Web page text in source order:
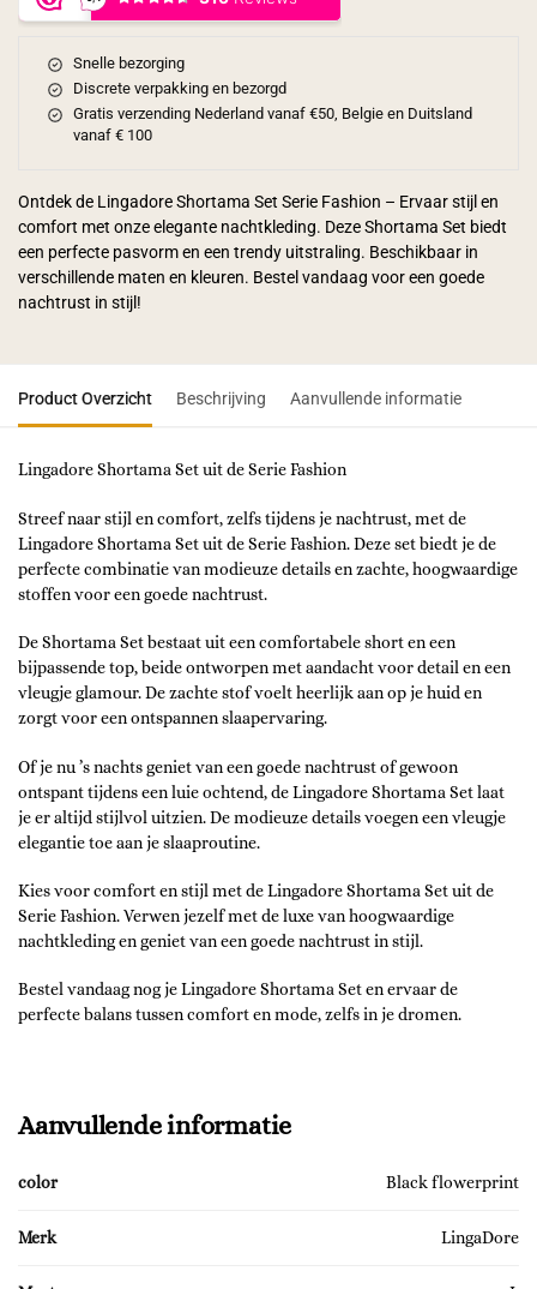
Snelle bezorging
Discrete verpakking en bezorgd
Gratis verzending Nederland vanaf €50, Belgie en Duitsland
vanaf € 100
Ontdek de Lingadore Shortama Set Serie Fashion – Ervaar stijl en
comfort met onze elegante nachtkleding. Deze Shortama Set biedt
een perfecte pasvorm en een trendy uitstraling. Beschikbaar in
verschillende maten en kleuren. Bestel vandaag voor een goede
nachtrust in stijl!
Product Overzicht Beschrijving Aanvullende informatie
Lingadore Shortama Set uit de Serie Fashion
Streef naar stijl en comfort, zelfs tijdens je nachtrust, met de
Lingadore Shortama Set uit de Serie Fashion. Deze set biedt je de
perfecte combinatie van modieuze details en zachte, hoogwaardige
stoffen voor een goede nachtrust.
De Shortama Set bestaat uit een comfortabele short en een
bijpassende top, beide ontworpen met aandacht voor detail en een
vleugje glamour. De zachte stof voelt heerlijk aan op je huid en
zorgt voor een ontspannen slaapervaring.
Of je nu ’s nachts geniet van een goede nachtrust of gewoon
ontspant tijdens een luie ochtend, de Lingadore Shortama Set laat
je er altijd stijlvol uitzien. De modieuze details voegen een vleugje
elegantie toe aan je slaaproutine.
Kies voor comfort en stijl met de Lingadore Shortama Set uit de
Serie Fashion. Verwen jezelf met de luxe van hoogwaardige
nachtkleding en geniet van een goede nachtrust in stijl.
Bestel vandaag nog je Lingadore Shortama Set en ervaar de
perfecte balans tussen comfort en mode, zelfs in je dromen.
Aanvullende informatie
color Black flowerprint
Merk LingaDore